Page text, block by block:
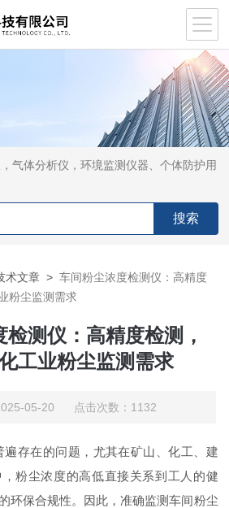
气体分析仪，环境监测仪器、个体防护用
术文章 >车间粉尘浓度检测仪：高精度
粉尘监测需求
测仪：高精度检测，
工业粉尘监测需求
05-20 点击次数：1132
在的问题，尤其在矿山、化工、建
粉尘浓度的高低直接关系到工人的健
环保合规性。因此，准确监测车间粉尘